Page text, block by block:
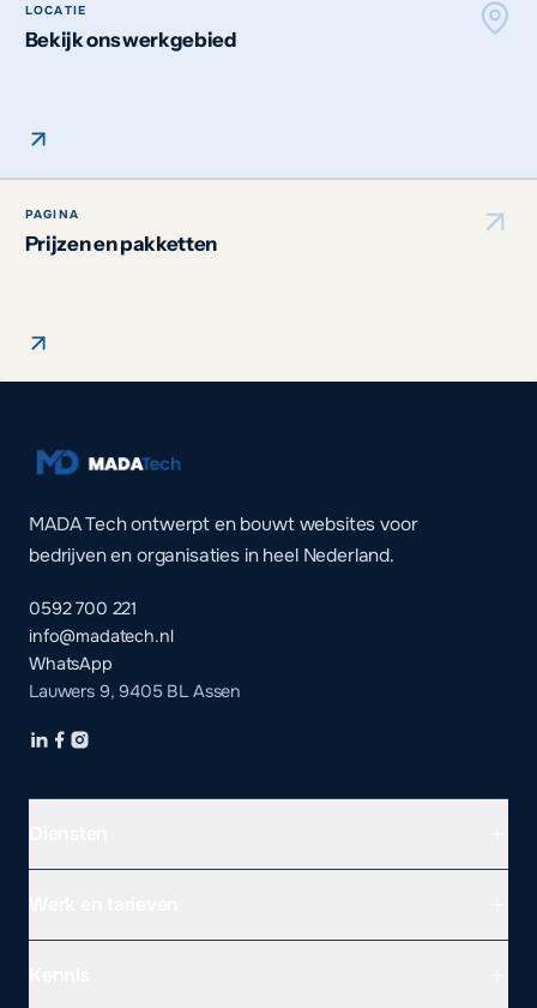
LOCATIE
Bekijk ons werkgebied
PAGINA
Prijzen en pakketten
MADA Tech ontwerpt en bouwt websites voor
bedrijven en organisaties in heel Nederland.
0592 700 221
info@madatech.nl
WhatsApp
Lauwers 9, 9405 BL Assen